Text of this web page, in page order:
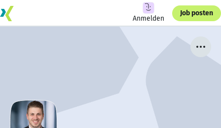
Anmelden
Job posten